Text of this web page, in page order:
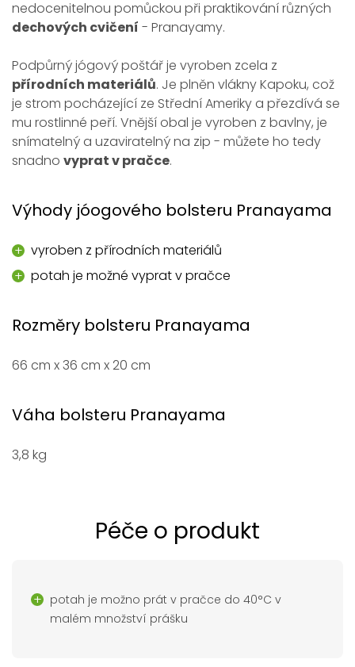
nedocenitelnou pomůckou při praktikování různých
dechových cvičení - Pranayamy.
Podpůrný jógový poštář je vyroben zcela z
přírodních materiálů. Je plněn vlákny Kapoku, což
je strom pocházející ze Střední Ameriky a přezdívá se
mu rostlinné peří. Vnější obal je vyroben z bavlny, je
snímatelný a uzaviratelný na zip - můžete ho tedy
snadno vyprat v pračce.
Výhody jóogového bolsteru Pranayama
vyroben z přírodních materiálů
potah je možné vyprat v pračce
Rozměry bolsteru Pranayama
66 cm x 36 cm x 20 cm
Váha bolsteru Pranayama
3,8 kg
Péče o produkt
potah je možno prát v pračce do 40°C v
malém množství prášku